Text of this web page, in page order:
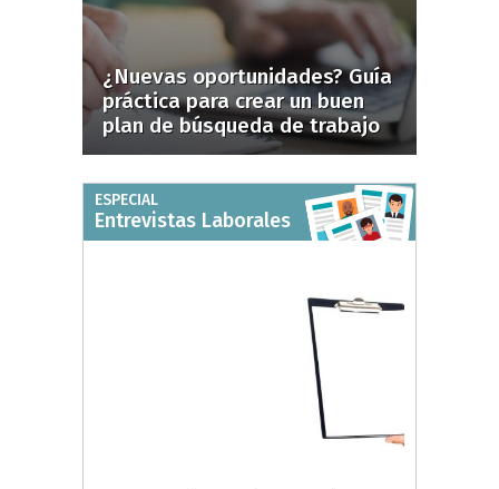
¿Nuevas oportunidades? Guía
práctica para crear un buen
plan de búsqueda de trabajo
ESPECIAL
Entrevistas Laborales